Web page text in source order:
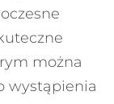
można
wystąpienia